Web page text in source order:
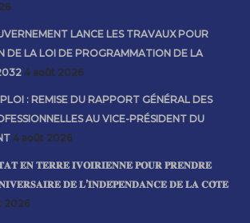
LANCE LES TRAVAUX POUR
DE LA LOI DE PROGRAMMATION DE LA
4 août 2026
: REMISE DU RAPPORT GÉNÉRAL DES
AU VICE-PRÉSIDENT DU
4 août 2026
𝐄𝐍 𝐓𝐄𝐑𝐑𝐄 𝐈𝐕𝐎𝐈𝐑𝐈𝐄𝐍𝐍𝐄 𝐏𝐎𝐔𝐑 𝐏𝐑𝐄𝐍𝐃𝐑𝐄
𝐃𝐄 𝐋’𝐈𝐍𝐃𝐄́𝐏𝐄𝐍𝐃𝐀𝐍𝐂𝐄 𝐃𝐄 𝐋𝐀 𝐂𝐎̂𝐓𝐄
2026